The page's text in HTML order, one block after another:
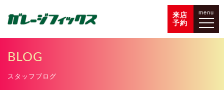
来店
予約
menu
BLOG
スタッフブログ